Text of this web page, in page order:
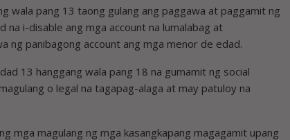
wala pang 13 taong gulang ang paggawa at paggamit ng
na i-disable ang mga account na lumalabag at
ng panibagong account ang mga menor de edad.
13 hanggang wala pang 18 na gumamit ng social
o legal na tagapag-alaga at may patuloy na
mga magulang ng mga kasangkapang magagamit upang